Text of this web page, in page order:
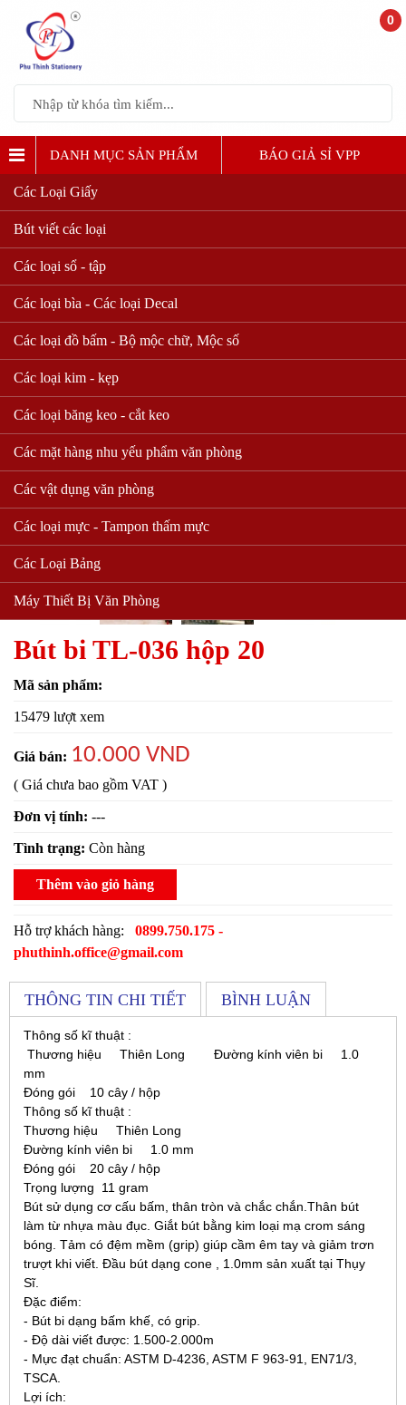
DANH MỤC SẢN PHẨM BÁO GIẢ SỈ VPP
Các Loại Giấy
Bút viết các loại
Các loại sổ - tập
Các loại bìa - Các loại Decal
Các loại đồ bấm - Bộ mộc chữ, Mộc số
Các loại kim - kẹp
Các loại băng keo - cắt keo
Các mặt hàng nhu yếu phẩm văn phòng
Các vật dụng văn phòng
Các loại mực - Tampon thấm mực
Các Loại Bảng
Máy Thiết Bị Văn Phòng
Bút bi TL-036 hộp 20
Mã sản phẩm:
15479 lượt xem
Giá bán: 10.000 VND
( Giá chưa bao gồm VAT )
Đơn vị tính: ---
Tình trạng: Còn hàng
Thêm vào giỏ hàng
Hỗ trợ khách hàng: 0899.750.175 -
phuthinh.office@gmail.com
THÔNG TIN CHI TIẾT BÌNH LUẬN
Thông số kĩ thuật :
Thương hiệu Thiên Long Đường kính viên bi 1.0
mm
Đóng gói 10 cây / hộp
Thông số kĩ thuật :
Thương hiệu Thiên Long
Đường kính viên bi 1.0 mm
Đóng gói 20 cây / hộp
Trọng lượng 11 gram
Bút sử dụng cơ cấu bấm, thân tròn và chắc chắn.Thân bút
làm từ nhựa màu đục. Giắt bút bằng kim loại mạ crom sáng
bóng. Tảm có đệm mềm (grip) giúp cầm êm tay và giảm trơn
trượt khi viết. Đầu bút dạng cone , 1.0mm sản xuất tại Thụy
Sĩ.
Đặc điểm:
- Bút bi dạng bấm khế, có grip.
- Độ dài viết được: 1.500-2.000m
- Mực đạt chuẩn: ASTM D-4236, ASTM F 963-91, EN71/3,
TSCA.
Lợi ích:
0